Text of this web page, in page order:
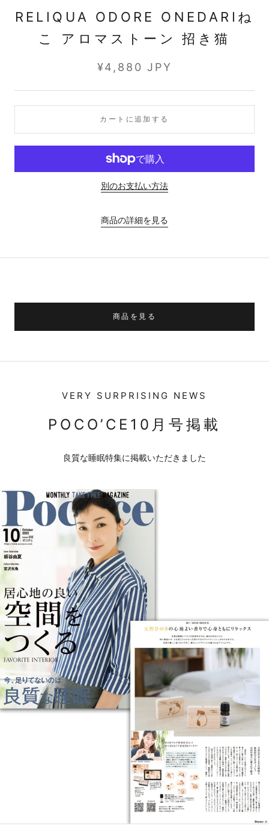
RELIQUA ODORE ONEDARIね
こ アロマストーン 招き猫
¥4,880 JPY
カートに追加する
別のお支払い方法
商品の詳細を見る
商品を見る
VERY SURPRISING NEWS
POCO’CE10月号掲載
良質な睡眠特集に掲載いただきました